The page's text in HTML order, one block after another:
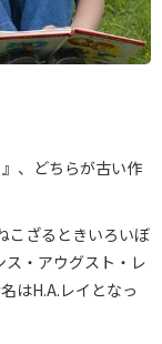
、どちらが古い作
こざるときいろいぼ
・アウグスト・レ
はH.A.レイとなっ